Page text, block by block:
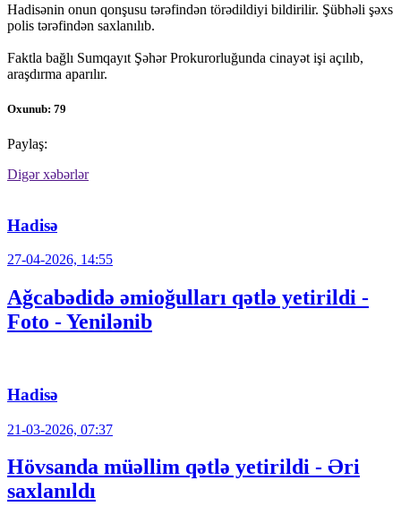
Hadisənin onun qonşusu tərəfindən törədildiyi bildirilir. Şübhəli şəxs
polis tərəfindən saxlanılıb.
Faktla bağlı Sumqayıt Şəhər Prokurorluğunda cinayət işi açılıb,
araşdırma aparılır.
Oxunub: 79
Paylaş:
Digər xəbərlər
Hadisə
27-04-2026, 14:55
Ağcabədidə əmioğulları qətlə yetirildi -
Foto - Yenilənib
Hadisə
21-03-2026, 07:37
Hövsanda müəllim qətlə yetirildi - Əri
saxlanıldı